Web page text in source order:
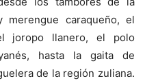
caraqueño, el
joropo llanero, el polo
hasta la gaita de
de la región zuliana.